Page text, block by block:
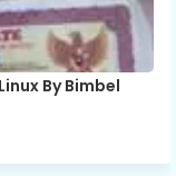
By Bimbel